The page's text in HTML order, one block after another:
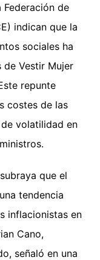
de
indican que la
sociales ha
Vestir Mujer
repunte
costes de las
volatilidad en
que el
tendencia
inflacionistas en
Cano,
señaló en una